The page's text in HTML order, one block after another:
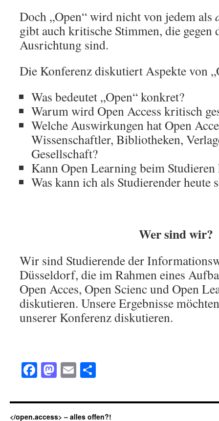
Doch „Open“ wird nicht von jedem als
gibt auch kritische Stimmen, die gegen
Ausrichtung sind.
Die Konferenz diskutiert Aspekte von
Was bedeutet „Open“ konkret?
Warum wird Open Access kritisch
Welche Auswirkungen hat Open
Wissenschaftler, Bibliotheken,
Gesellschaft?
Kann Open Learning beim Studieren
Was kann ich als Studierender heute
Wer sind wir?
Wir sind Studierende der
Düsseldorf, die im Rahmen eines
Open Acces, Open Scienc und Open
diskutieren. Unsere Ergebnisse
unserer Konferenz diskutieren.
Facebook
Mastodon
Email
</open.access> – alles offen?!